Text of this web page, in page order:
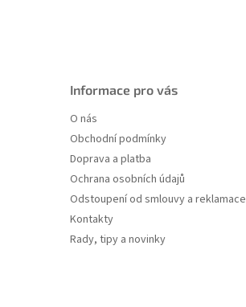
Informace pro vás
O nás
Obchodní podmínky
Doprava a platba
Ochrana osobních údajů
Odstoupení od smlouvy a reklamace
Kontakty
Rady, tipy a novinky